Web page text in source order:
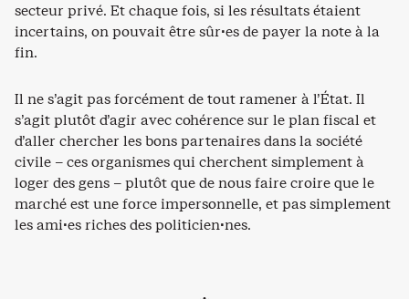
secteur privé. Et chaque fois, si les résultats étaient
incertains, on pouvait être sûr·es de payer la note à la
fin.
Il ne s’agit pas forcément de tout ramener à l’État. Il
s’agit plutôt d’agir avec cohérence sur le plan fiscal et
d’aller chercher les bons partenaires dans la société
civile – ces organismes qui cherchent simplement à
loger des gens – plutôt que de nous faire croire que le
marché est une force impersonnelle, et pas simplement
les ami·es riches des politicien·nes.